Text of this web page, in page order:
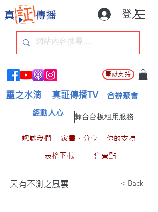
登入
奉獻支持
靈之水滴 真証傳播TV 合辦聚會
舞台台板租用服務
經動人心
認識我們 家書。分享
你的支持
表格下載
售賣點
天有不測之風雲 < Back